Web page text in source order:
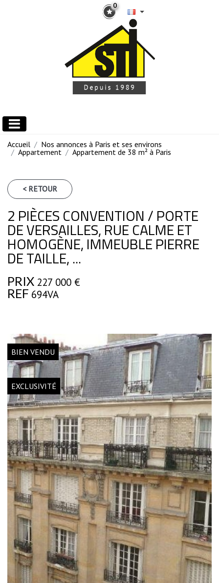
0
Accueil
Nos annonces à Paris et ses environs
Appartement
Appartement de 38 m² à Paris
< RETOUR
2 PIÈCES CONVENTION / PORTE
DE VERSAILLES, RUE CALME ET
HOMOGÈNE, IMMEUBLE PIERRE
DE TAILLE, ...
PRIX 227 000 €
REF 694VA
BIEN VENDU
EXCLUSIVITÉ